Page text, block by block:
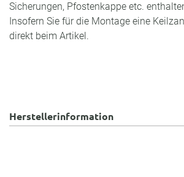
Sicherungen, Pfostenkappe etc.
Insofern Sie für die Montage eine
direkt beim Artikel.
Herstellerinformation